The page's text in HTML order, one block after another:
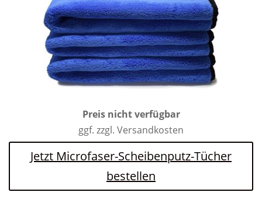
Preis nicht verfügbar
ggf. zzgl. Versandkosten
Jetzt Microfaser-Scheibenputz-Tücher
bestellen